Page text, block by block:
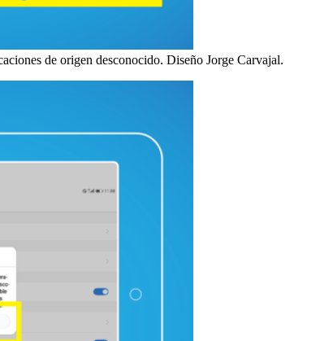
de origen desconocido. Diseño Jorge Carvajal.